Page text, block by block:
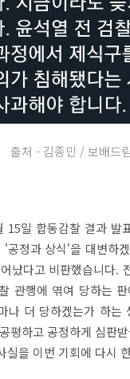
출처 - 김종민 / 보배드림
15일 합동감찰 결과 발
공정과 상식'을 대변하
났다고 비판했습니다.
관행에 엮여 당하는
나 더 당하겠는가 하는
평하고 공정하게 심판
실을 이번 기회에 다시